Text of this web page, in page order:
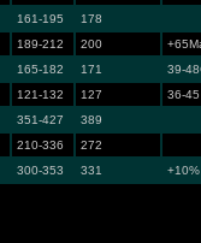
161-195
178
189-212 200
165-182 171
39-
121-132 127
36-
351-427
389
210-336
272
300-353 331